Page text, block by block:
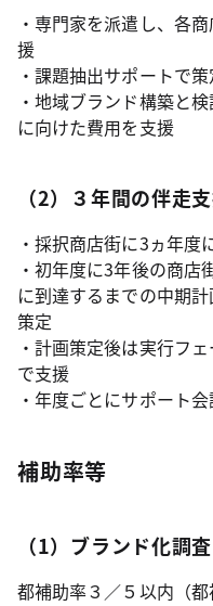
・専門家を派遣し、各
援
・課題抽出サポートで
・地域ブランド構築と
に向けた費用を支援
（2）３年間の伴走
・採択商店街に3ヵ年度
・初年度に3年後の商店
に到達するまでの中期
策定
・計画策定後は実行フ
で支援
・年度ごとにサポート
補助率等
（1）ブランド化調
都補助率３／５以内（都